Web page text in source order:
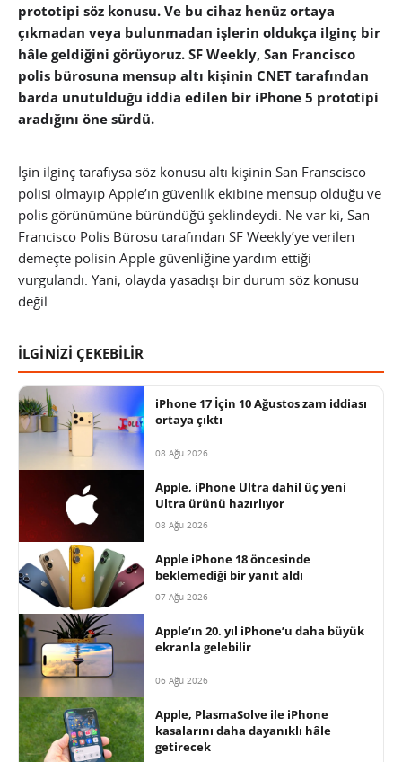
prototipi söz konusu. Ve bu cihaz henüz ortaya
çıkmadan veya bulunmadan işlerin oldukça ilginç bir
hâle geldiğini görüyoruz. SF Weekly, San Francisco
polis bürosuna mensup altı kişinin CNET tarafından
barda unutulduğu iddia edilen bir iPhone 5 prototipi
aradığını öne sürdü.
İşin ilginç tarafıysa söz konusu altı kişinin San Franscisco
polisi olmayıp Apple’ın güvenlik ekibine mensup olduğu ve
polis görünümüne büründüğü şeklindeydi. Ne var ki, San
Francisco Polis Bürosu tarafından SF Weekly’ye verilen
demeçte polisin Apple güvenliğine yardım ettiği
vurgulandı. Yani, olayda yasadışı bir durum söz konusu
değil.
İLGİNİZİ ÇEKEBİLİR
iPhone 17 İçin 10 Ağustos zam iddiası
ortaya çıktı
08 Ağu 2026
Apple, iPhone Ultra dahil üç yeni
Ultra ürünü hazırlıyor
08 Ağu 2026
Apple iPhone 18 öncesinde
beklemediği bir yanıt aldı
07 Ağu 2026
Apple’ın 20. yıl iPhone’u daha büyük
ekranla gelebilir
06 Ağu 2026
Apple, PlasmaSolve ile iPhone
kasalarını daha dayanıklı hâle
getirecek